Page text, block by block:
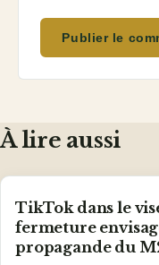
Publier le
À lire aussi
TikTok dans le
fermeture
propagande du